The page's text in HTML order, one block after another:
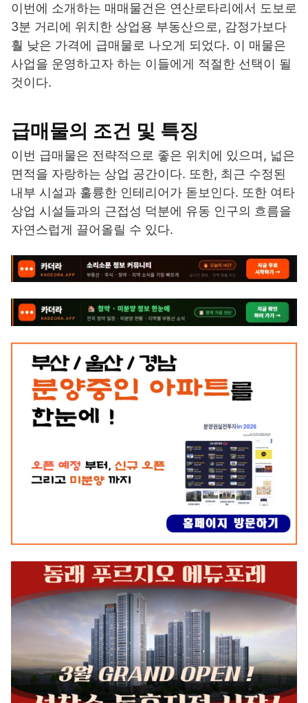
이번에 소개하는 매매물건은 연산로타리에서 도보로
3분 거리에 위치한 상업용 부동산으로, 감정가보다
훨 낮은 가격에 급매물로 나오게 되었다. 이 매물은
사업을 운영하고자 하는 이들에게 적절한 선택이 될
것이다.
급매물의 조건 및 특징
이번 급매물은 전략적으로 좋은 위치에 있으며, 넓은
면적을 자랑하는 상업 공간이다. 또한, 최근 수정된
내부 시설과 훌륭한 인테리어가 돋보인다. 또한 여타
상업 시설들과의 근접성 덕분에 유동 인구의 흐름을
자연스럽게 끌어올릴 수 있다.